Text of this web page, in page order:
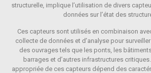
structurelle, implique l’utilisation de divers
données sur l’état des
Ces capteurs sont utilisés en combinaison
collecte de données et d’analyse pour
des ouvrages tels que les ponts, les
barrages et d’autres infrastructures
appropriée de ces capteurs dépend des